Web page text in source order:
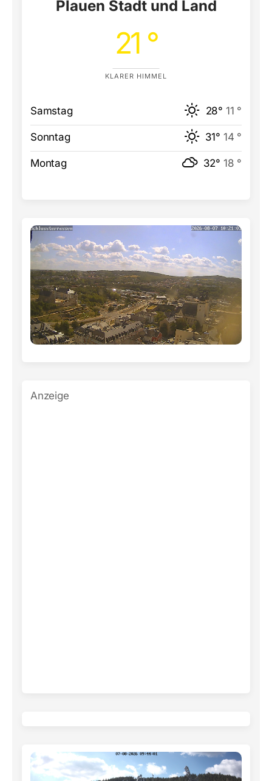
Plauen Stadt und Land
21 °
KLARER HIMMEL
Samstag 28° 11 °
Sonntag 31° 14 °
Montag 32° 18 °
Anzeige